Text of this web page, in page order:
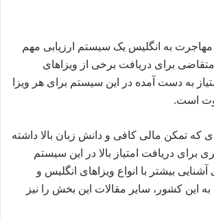
مهاجرت به انگلیس یک سیستم ارزیابی مهم
برای دریافت برخی از ویزاهای
به دست آمده در این سیستم برای هر ویزا
است.
که تمکن مالی کافی و دانش زبان بالا داشته
برای دریافت امتیاز بالا در این سیستم
بیشتر با انواع ویزاهای انگلیس و
این کشور، سایر مقالات این بخش را نیز